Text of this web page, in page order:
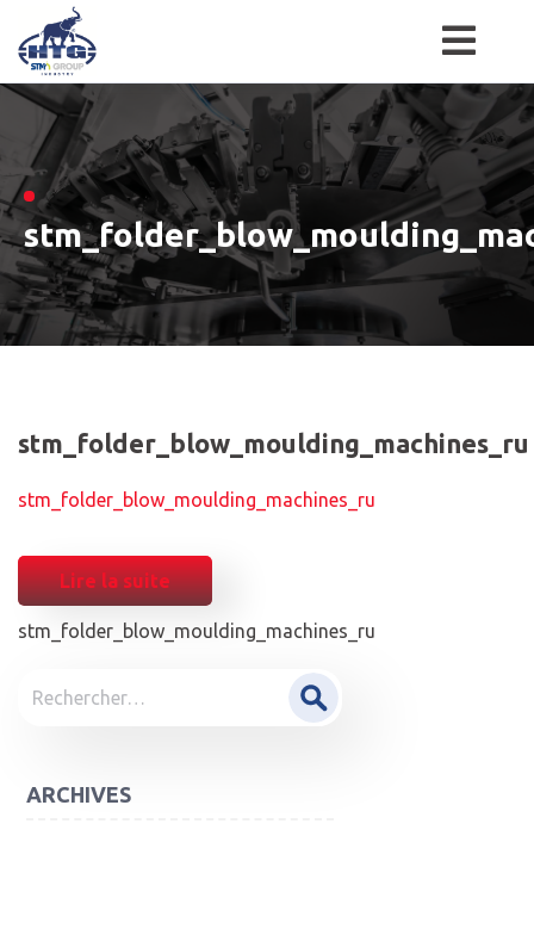
Skip
content
stm_folder_blow_moulding_machines_ru
stm_folder_blow_moulding_machines_ru
Lire la suite
NAVIGATION
stm_folder_blow_moulding_machines_ru
ARCHIVES